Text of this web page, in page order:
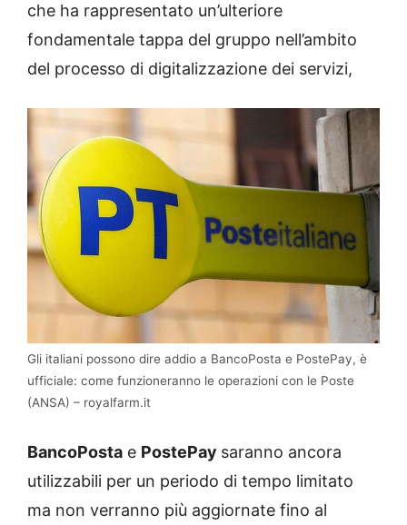
che ha rappresentato un’ulteriore
fondamentale tappa del gruppo nell’ambito
del processo di digitalizzazione dei servizi,
Gli italiani possono dire addio a BancoPosta e PostePay, è
ufficiale: come funzioneranno le operazioni con le Poste
(ANSA) – royalfarm.it
BancoPosta e PostePay saranno ancora
utilizzabili per un periodo di tempo limitato
ma non verranno più aggiornate fino al